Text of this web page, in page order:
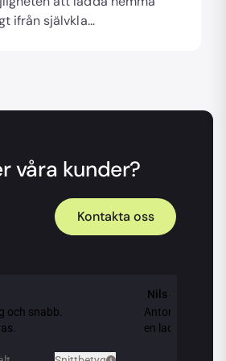
ifrån självkla...
våra kunder?
Kontakta oss